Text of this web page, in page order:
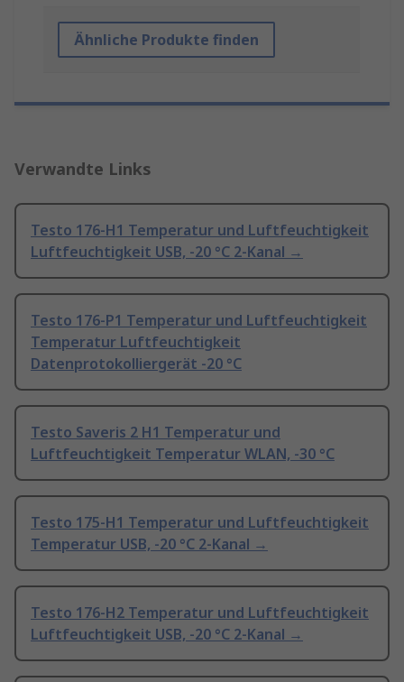
Ähnliche Produkte finden
Verwandte Links
Testo 176-H1 Temperatur und Luftfeuchtigkeit
Luftfeuchtigkeit USB, -20 °C 2-Kanal →
Testo 176-P1 Temperatur und Luftfeuchtigkeit
Temperatur Luftfeuchtigkeit
Datenprotokolliergerät -20 °C
Testo Saveris 2 H1 Temperatur und
Luftfeuchtigkeit Temperatur WLAN, -30 °C
Testo 175-H1 Temperatur und Luftfeuchtigkeit
Temperatur USB, -20 °C 2-Kanal →
Testo 176-H2 Temperatur und Luftfeuchtigkeit
Luftfeuchtigkeit USB, -20 °C 2-Kanal →